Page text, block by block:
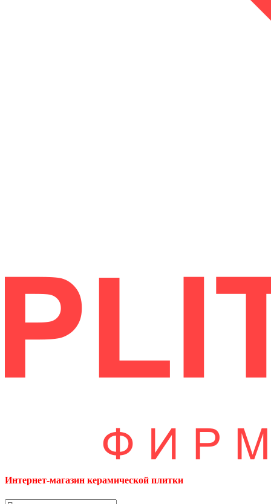
Интернет-магазин керамической плитки